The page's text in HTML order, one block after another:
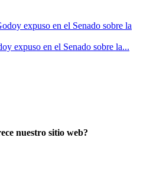
expuso en el Senado sobre la...
nuestro sitio web?